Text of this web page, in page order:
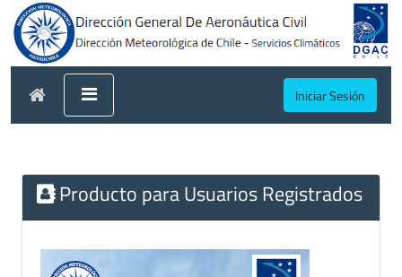
Iniciar Sesión
Producto para Usuarios Registrados